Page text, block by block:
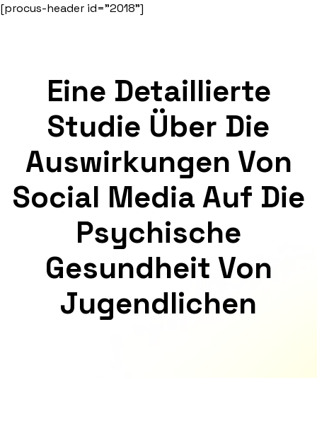
Skip
[procus-header id="2018"]
Eine Detaillierte
Studie Über Die
Auswirkungen Von
Social Media Auf Die
Psychische
Gesundheit Von
Jugendlichen